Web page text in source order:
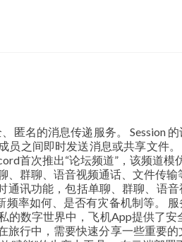
匿名的消息传递服务。 Session
之间即时发送消息或共享文件
首次推出“论坛频道”，该频道
群聊、语音视频通话、文件传输
讯功能，包括单聊、群聊、语
率如何、是否有灾备机制等。
数字世界中，飞机App提供了
行中，需要快速分享一些重要